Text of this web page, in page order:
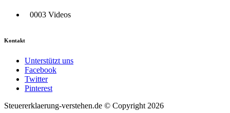
0003 Videos
Kontakt
Unterstützt uns
Facebook
Twitter
Pinterest
Steuererklaerung-verstehen.de © Copyright 2026